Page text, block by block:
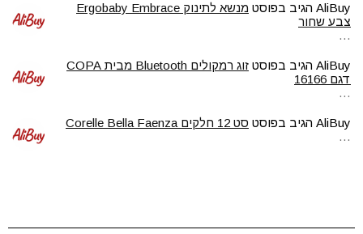
AliBuy הגיב בפוסט
מנשא לתינוק Ergobaby Embrace
צבע שחור
…
AliBuy הגיב בפוסט
זוג רמקולים Bluetooth מבית COPA
דגם 16166
…
AliBuy הגיב בפוסט סט 12 חלקים Corelle Bella Faenza
…